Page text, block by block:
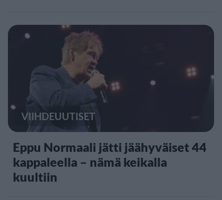
VIIHDEUUTISET
Eppu Normaali jätti jäähyväiset 44
kappaleella – nämä keikalla
kuultiin